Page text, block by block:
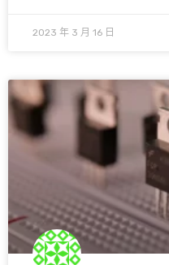
2023 年 3 月 16 日